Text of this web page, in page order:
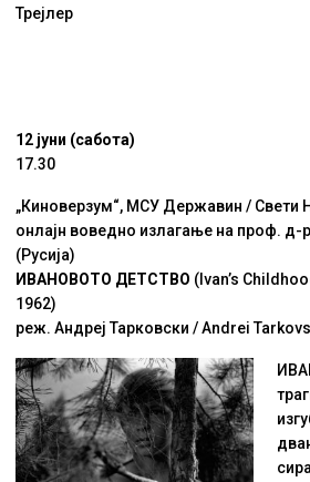
Трејлер
12 јуни (сабота)
17.30
„Киноверзум“, МСУ Державин / Свети
онлајн воведно излагање на проф. д-р
(Русија)
ИВАНОВОТО ДЕТСТВО (Ivan’s
1962)
реж. Андреј Тарковски / Andrei